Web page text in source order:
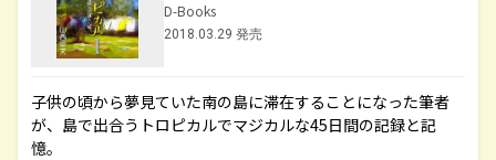
D-Books
2018.03.29 発売
子供の頃から夢見ていた南の島に滞在することになった筆者
が、島で出合うトロピカルでマジカルな45日間の記録と記
憶。